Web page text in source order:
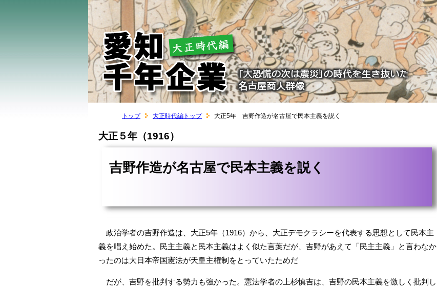
トップ 大正時代編トップ 大正5年 吉野作造が名古屋で民本主義を説く
大正５年（1916）
吉野作造が名古屋で民本主義を説く
政治学者の吉野作造は、大正5年（1916）から、大正デモクラシーを代表する思想として民本主
義を唱え始めた。民主主義と民本主義はよく似た言葉だが、吉野があえて「民主主義」と言わなか
ったのは大日本帝国憲法が天皇主権制をとっていたためだ
だが、吉野を批判する勢力も強かった。憲法学者の上杉慎吉は、吉野の民本主義を激しく批判し